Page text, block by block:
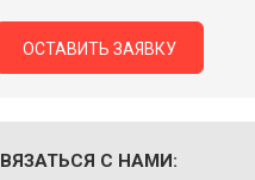
ОСТАВИТЬ ЗАЯВКУ
С НАМИ: